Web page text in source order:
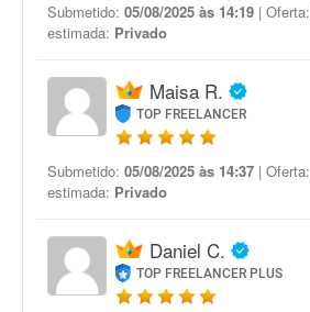
Submetido: 05/08/2025 às 14:19 | Oferta:
estimada: Privado
Maisa R.
TOP FREELANCER
Submetido: 05/08/2025 às 14:37 | Oferta:
estimada: Privado
Daniel C.
TOP FREELANCER PLUS